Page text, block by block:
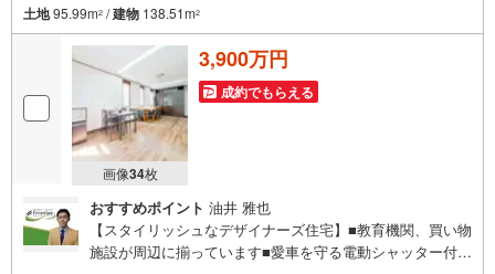
土地95.99m2 /建物 138.51m2
画像34枚
3,900万円
成約でもらえる
おすすめポイント 油井 雅也
【スタイリッシュなデザイナーズ住宅】■教育機関、買い物
施設が周辺に揃っています■愛車を守る電動シャッター付き